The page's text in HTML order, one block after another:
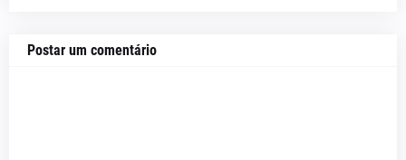
Postar um comentário